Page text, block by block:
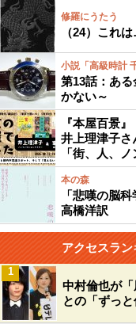
修羅にうたう
（24）これ
小説「高級時計
第13話：あ
かない～
『本屋百景
井上理津子さ
「街、人、
本の森
「悲嘆の脳
高橋洋訳
アクセスラン
中村倫也が
との「ずっ
1